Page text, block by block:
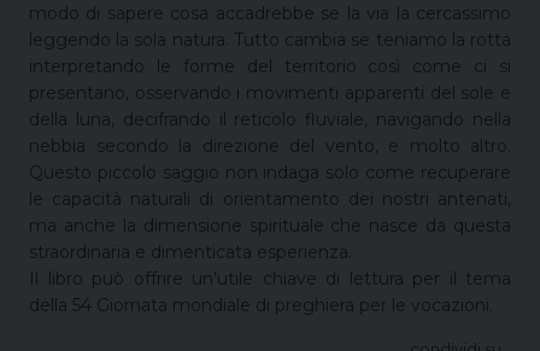
modo di sapere cosa accadrebbe se la via la cercassimo
leggendo la sola natura. Tutto cambia se teniamo la rotta
interpretando le forme del territorio così come ci si
presentano, osservando i movimenti apparenti del sole e
della luna, decifrando il reticolo fluviale, navigando nella
nebbia secondo la direzione del vento, e molto altro.
Questo piccolo saggio non indaga solo come recuperare
le capacità naturali di orientamento dei nostri antenati,
ma anche la dimensione spirituale che nasce da questa
straordinaria e dimenticata esperienza.
Il libro può offrire un’utile chiave di lettura per il tema
della 54 Giornata mondiale di preghiera per le vocazioni.